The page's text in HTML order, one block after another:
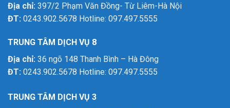
Địa chỉ: 397/2 Phạm Văn Đồng- Từ Liêm-Hà Nội
ĐT: 0243.902.5678 Hotline: 097.497.5555
TRUNG TÂM DỊCH VỤ 8
Địa chỉ: 36 ngõ 148 Thanh Bình – Hà Đông
ĐT: 0243.902.5678 Hotline: 097.497.5555
TRUNG TÂM DỊCH VỤ 3